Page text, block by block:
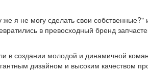
я не могу сделать свои собственные?"
в превосходный бренд
в создании молодой и динамичной
дизайном и высоким качеством